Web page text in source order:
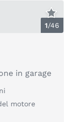
1/46
in garage
motore